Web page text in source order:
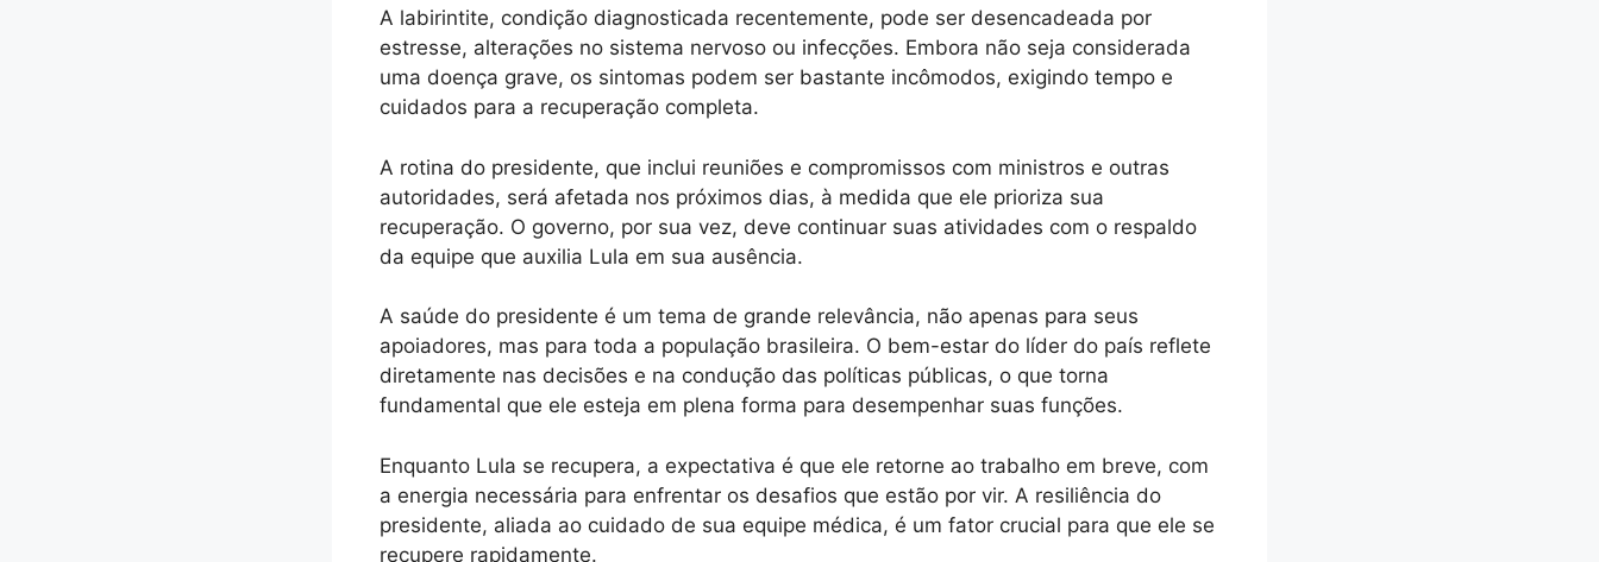
A labirintite, condição diagnosticada recentemente, pode ser desencadeada por
estresse, alterações no sistema nervoso ou infecções. Embora não seja considerada
uma doença grave, os sintomas podem ser bastante incômodos, exigindo tempo e
cuidados para a recuperação completa.
A rotina do presidente, que inclui reuniões e compromissos com ministros e outras
autoridades, será afetada nos próximos dias, à medida que ele prioriza sua
recuperação. O governo, por sua vez, deve continuar suas atividades com o respaldo
da equipe que auxilia Lula em sua ausência.
A saúde do presidente é um tema de grande relevância, não apenas para seus
apoiadores, mas para toda a população brasileira. O bem-estar do líder do país reflete
diretamente nas decisões e na condução das políticas públicas, o que torna
fundamental que ele esteja em plena forma para desempenhar suas funções.
Enquanto Lula se recupera, a expectativa é que ele retorne ao trabalho em breve, com
a energia necessária para enfrentar os desafios que estão por vir. A resiliência do
presidente, aliada ao cuidado de sua equipe médica, é um fator crucial para que ele se
recupere rapidamente.